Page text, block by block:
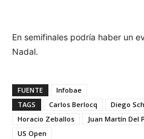
En semifinales podría haber un
Nadal.
FUENTE
Infobae
TAGS
Carlos Berlocq Diego
Horacio Zeballos
Juan Martín Del
US Open